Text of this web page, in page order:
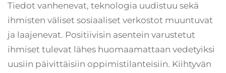
Tiedot vanhenevat, teknologia uudistuu sekä
ihmisten väliset sosiaaliset verkostot muuntuvat
ja laajenevat. Positiivisin asentein varustetut
ihmiset tulevat lähes huomaamattaan vedetyiksi
uusiin päivittäisiin oppimistilanteisiin. Kiihtyvän